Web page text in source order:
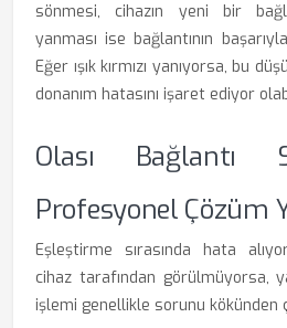
sönmesi, cihazın yeni bir
yanması ise bağlantının
Eğer ışık kırmızı yanıyorsa, bu
donanım hatasını işaret ediyor
Olası Bağlantı
Profesyonel Çözüm
Eşleştirme sırasında hata
cihaz tarafından görülmüyorsa,
işlemi genellikle sorunu kökünden